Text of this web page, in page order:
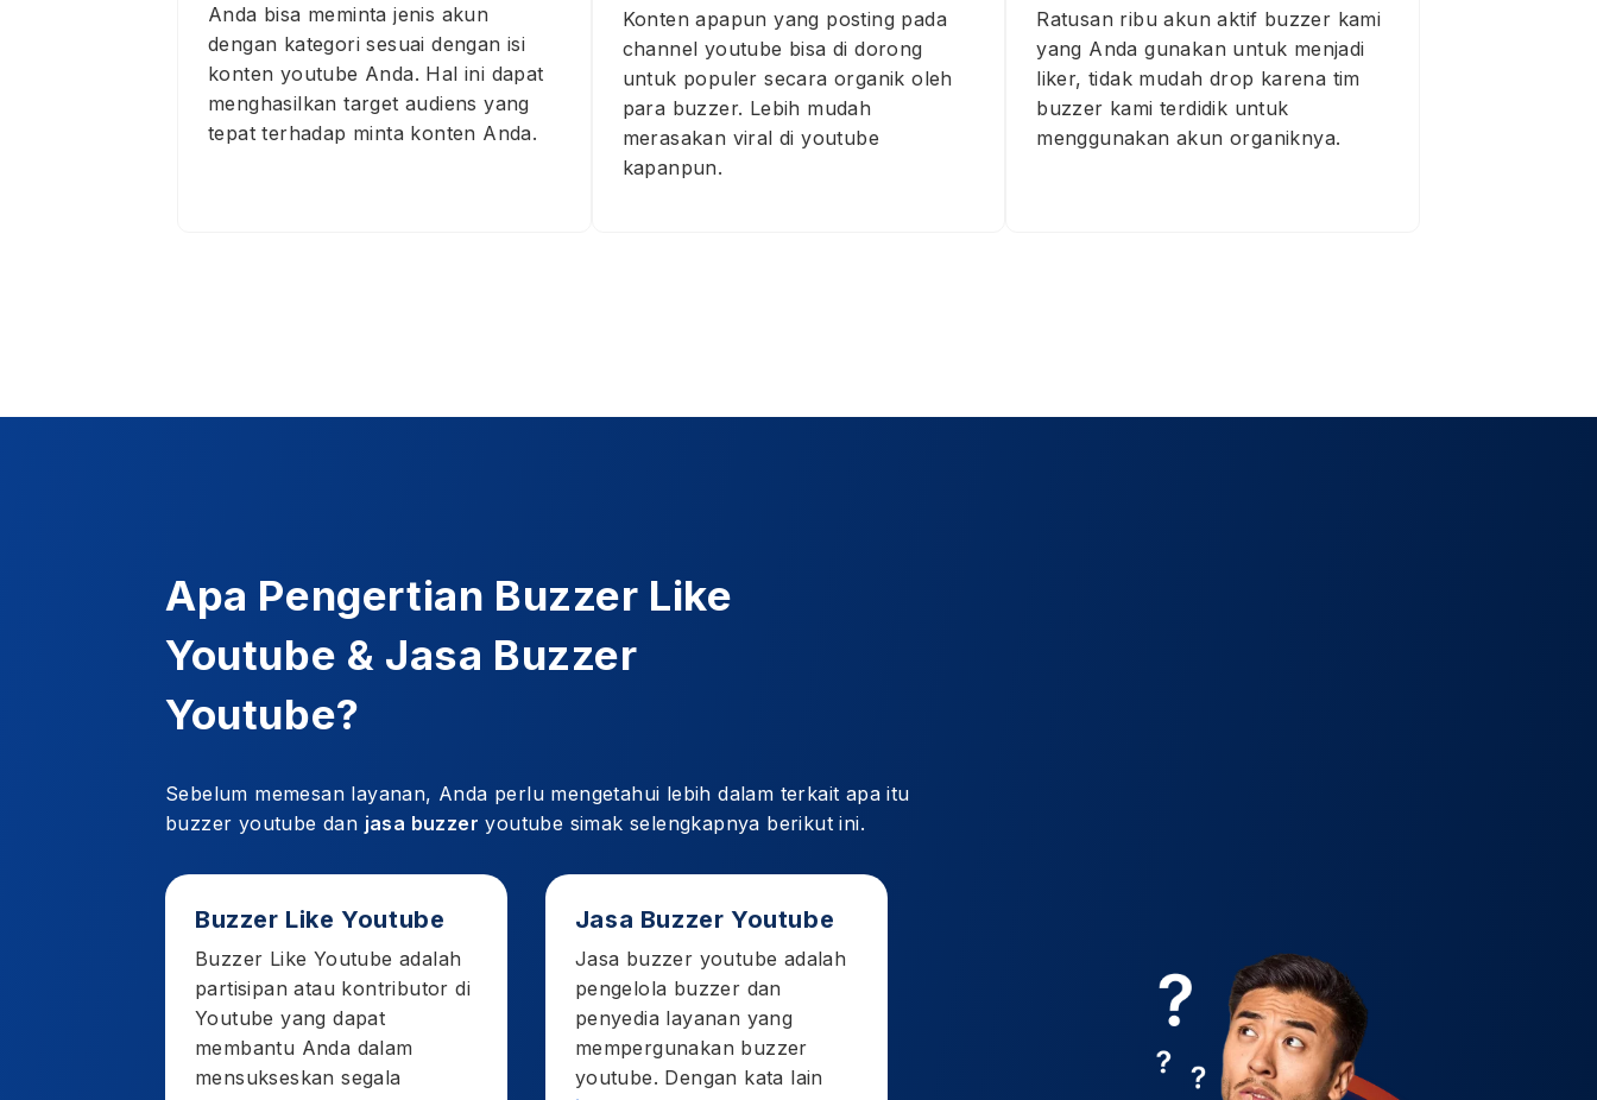
Anda bisa meminta jenis akun
dengan kategori sesuai dengan isi
konten youtube Anda. Hal ini dapat
menghasilkan target audiens yang
tepat terhadap minta konten Anda.
Konten apapun yang posting pada
channel youtube bisa di dorong
untuk populer secara organik oleh
para buzzer. Lebih mudah
merasakan viral di youtube
kapanpun.
Ratusan ribu akun aktif buzzer kami
yang Anda gunakan untuk menjadi
liker, tidak mudah drop karena tim
buzzer kami terdidik untuk
menggunakan akun organiknya.
Apa Pengertian Buzzer Like
Youtube & Jasa Buzzer
Youtube?
Sebelum memesan layanan, Anda perlu mengetahui lebih dalam terkait apa itu
buzzer youtube dan jasa buzzer youtube simak selengkapnya berikut ini.
Buzzer Like Youtube
Buzzer Like Youtube adalah
partisipan atau kontributor di
Youtube yang dapat
membantu Anda dalam
mensukseskan segala
Jasa Buzzer Youtube
Jasa buzzer youtube adalah
pengelola buzzer dan
penyedia layanan yang
mempergunakan buzzer
youtube. Dengan kata lain